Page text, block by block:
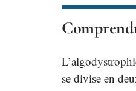
se divise en